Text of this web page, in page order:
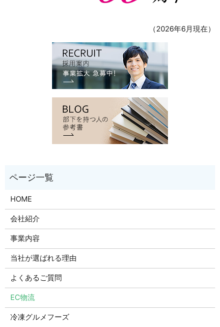
（2026年6月現在）
HOME
会社紹介
事業内容
当社が選ばれる理由
よくあるご質問
EC物流
冷凍グルメフーズ